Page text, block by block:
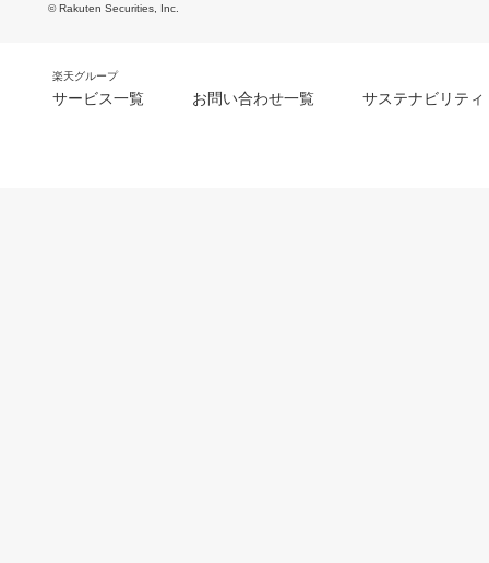
© Rakuten Securities, Inc.
楽天グループ
サービス一覧 お問い合わせ一覧 サステナビリティ